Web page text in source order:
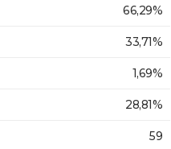
66,29%
33,71%
1,69%
28,81%
59